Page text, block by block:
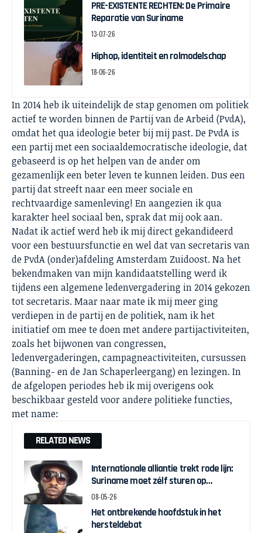
PRE-EXISTENTE RECHTEN: De Primaire
Reparatie van Suriname
13-07-26
Hiphop, identiteit en rolmodelschap
18-06-26
In 2014 heb ik uiteindelijk de stap genomen om politiek
actief te worden binnen de Partij van de Arbeid (PvdA),
omdat het qua ideologie beter bij mij past. De PvdA is
een partij met een sociaaldemocratische ideologie, dat
gebaseerd is op het helpen van de ander om
gezamenlijk een beter leven te kunnen leiden. Dus een
partij dat streeft naar een meer sociale en
rechtvaardige samenleving! En aangezien ik qua
karakter heel sociaal ben, sprak dat mij ook aan.
Nadat ik actief werd heb ik mij direct gekandideerd
voor een bestuursfunctie en wel dat van secretaris van
dePvdA (onder)afdeling Amsterdam Zuidoost. Na het
bekendmaken van mijn kandidaatstelling werd ik
tijdens een algemene ledenvergadering in 2014 gekozen
tot secretaris. Maar naar mate ik mij meer ging
verdiepen in de partij en de politiek, nam ik het
initiatief om mee te doen met andere partijactiviteiten,
zoals het bijwonen van congressen,
ledenvergaderingen, campagneactiviteiten, cursussen
(Banning- en de Jan Schaperleergang) en lezingen. In
de afgelopen periodes heb ik mij overigens ook
beschikbaar gesteld voor andere politieke functies,
met name:
RELATED NEWS
Internationale alliantie trekt rode lijn:
Suriname moet zélf sturen op
herstelgelden
08-05-26
Het ontbrekende hoofdstuk in het
hersteldebat